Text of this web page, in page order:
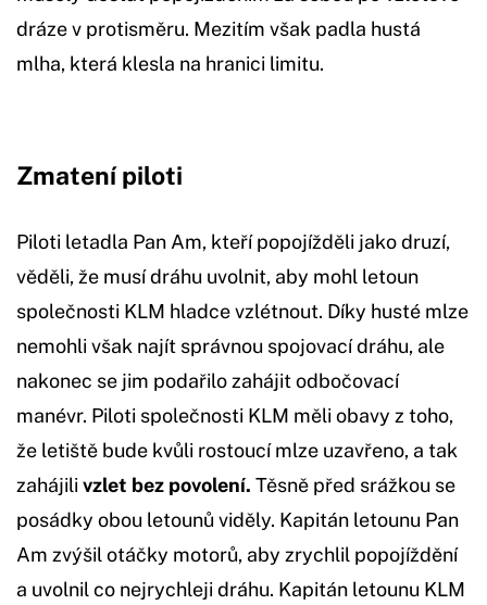
dráze v protisměru. Mezitím však padla hustá
mlha, která klesla na hranici limitu.
Zmatení piloti
Piloti letadla Pan Am, kteří popojížděli jako druzí,
věděli, že musí dráhu uvolnit, aby mohl letoun
společnosti KLM hladce vzlétnout. Díky husté mlze
nemohli však najít správnou spojovací dráhu, ale
nakonec se jim podařilo zahájit odbočovací
manévr. Piloti společnosti KLM měli obavy z toho,
že letiště bude kvůli rostoucí mlze uzavřeno, a tak
zahájili vzlet bez povolení. Těsně před srážkou se
posádky obou letounů viděly. Kapitán letounu Pan
Am zvýšil otáčky motorů, aby zrychlil popojíždění
a uvolnil co nejrychleji dráhu. Kapitán letounu KLM